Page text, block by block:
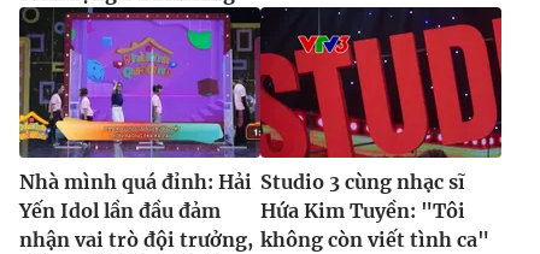
Nhà mình quá đỉnh: Hải
Yến Idol lần đầu đảm
nhận vai trò đội trưởng,
Studio 3 cùng nhạc sĩ
Hứa Kim Tuyền: "Tôi
không còn viết tình ca"